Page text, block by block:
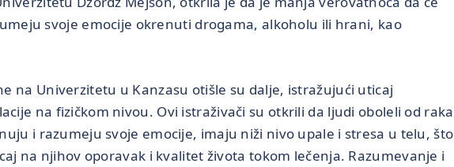
svoje emocije okrenuti drogama, alkoholu ili hrani, kao
na Univerzitetu u Kanzasu otišle su dalje, istražujući uticaj
na fizičkom nivou. Ovi istraživači su otkrili da ljudi oboleli od raka
i razumeju svoje emocije, imaju niži nivo upale i stresa u telu, što
na njihov oporavak i kvalitet života tokom lečenja. Razumevanje i